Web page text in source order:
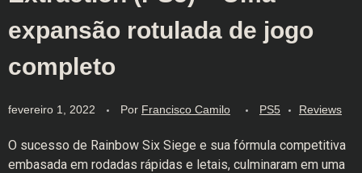
expansão rotulada de jogo
completo
fevereiro 1, 2022 Por Francisco Camilo PS5 Reviews
O sucesso de Rainbow Six Siege e sua fórmula competitiva
embasada em rodadas rápidas e letais, culminaram em uma